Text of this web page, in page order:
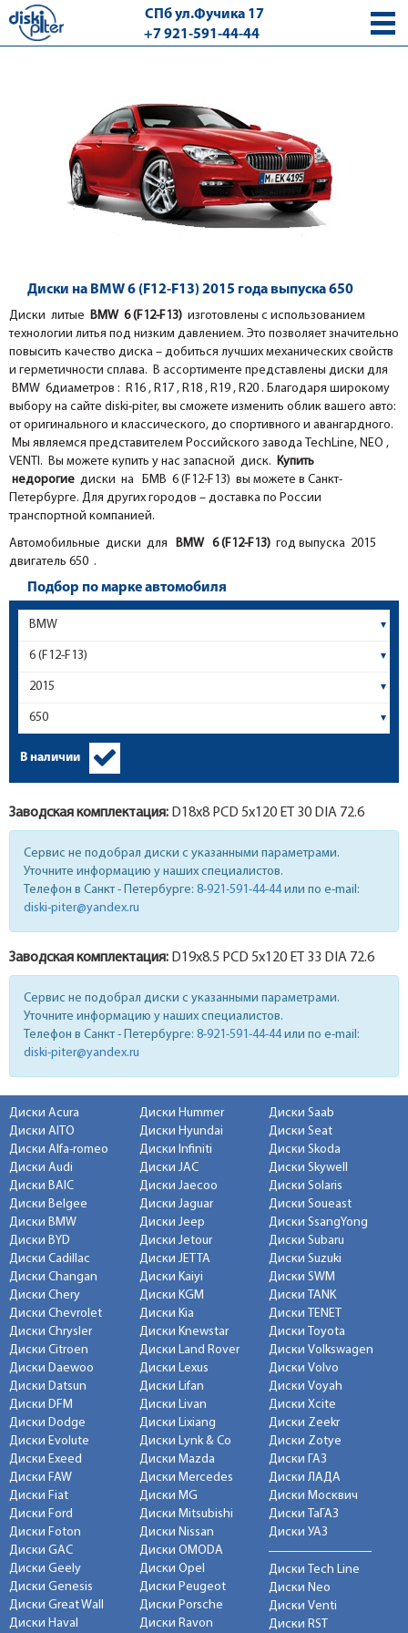
СПб ул.Фучика 17
+7 921-591-44-44
Диски на BMW 6 (F12-F13) 2015 года выпуска 650
Диски литые BMW 6 (F12-F13) изготовлены с использованием
технологии литья под низким давлением. Это позволяет значительно
повысить качество диска – добиться лучших механических свойств
и герметичности сплава. В ассортименте представлены диски для
BMW 6диаметров : R16 , R17 , R18 , R19 , R20 . Благодаря широкому
выбору на сайте diski-piter, вы сможете изменить облик вашего авто:
от оригинального и классического, до спортивного и авангардного.
Мы являемся представителем Российского завода TechLine, NEO ,
VENTI. Вы можете купить у нас запасной диск. Купить
недорогие диски на БМВ 6 (F12-F13) вы можете в Санкт-
Петербурге. Для других городов – доставка по России
транспортной компанией.
Автомобильные диски для
BMW 6 (F12-F13) год выпуска 2015
двигатель 650 .
Подбор по марке автомобиля
В наличии
Заводская комплектация: D18x8 PCD 5x120 ET 30 DIA 72.6
Сервис не подобрал диски с указанными параметрами.
Уточните информацию у наших специалистов.
Телефон в Санкт - Петербурге: 8-921-591-44-44или по e-mail:
diski-piter@yandex.ru
Заводская комплектация: D19x8.5 PCD 5x120 ET 33 DIA 72.6
Сервис не подобрал диски с указанными параметрами.
Уточните информацию у наших специалистов.
Телефон в Санкт - Петербурге: 8-921-591-44-44или по e-mail:
diski-piter@yandex.ru
Диски Acura
Диски AITO
Диски Alfa-romeo
Диски Audi
Диски BAIC
Диски Belgee
Диски BMW
Диски BYD
Диски Cadillac
Диски Changan
Диски Chery
Диски Chevrolet
Диски Chrysler
Диски Citroen
Диски Daewoo
Диски Datsun
Диски DFM
Диски Dodge
Диски Evolute
Диски Exeed
Диски FAW
Диски Fiat
Диски Ford
Диски Foton
Диски GAC
Диски Geely
Диски Genesis
Диски Great Wall
Диски Haval
Диски Hummer
Диски Hyundai
Диски Infiniti
Диски JAC
Диски Jaecoo
Диски Jaguar
Диски Jeep
Диски Jetour
Диски JETTA
Диски Kaiyi
Диски KGM
Диски Kia
Диски Knewstar
Диски Land Rover
Диски Lexus
Диски Lifan
Диски Livan
Диски Lixiang
Диски Lynk & Co
Диски Mazda
Диски Mercedes
Диски MG
Диски Mitsubishi
Диски Nissan
Диски OMODA
Диски Opel
Диски Peugeot
Диски Porsche
Диски Ravon
Диски Saab
Диски Seat
Диски Skoda
Диски Skywell
Диски Solaris
Диски Soueast
Диски SsangYong
Диски Subaru
Диски Suzuki
Диски SWM
Диски TANK
Диски TENET
Диски Toyota
Диски Volkswagen
Диски Volvo
Диски Voyah
Диски Xcite
Диски Zeekr
Диски Zotye
Диски ГАЗ
Диски ЛАДА
Диски Москвич
Диски ТаГАЗ
Диски УАЗ
Диски Tech Line
Диски Neo
Диски Venti
Диски RST